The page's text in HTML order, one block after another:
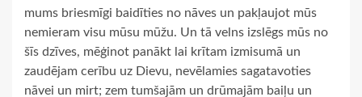
mums briesmīgi baidīties no nāves un pakļaujot mūs
nemieram visu mūsu mūžu. Un tā velns izslēgs mūs no
šīs dzīves, mēģinot panākt lai krītam izmisumā un
zaudējam cerību uz Dievu, nevēlamies sagatavoties
nāvei un mirt; zem tumšajām un drūmajām baiļu un